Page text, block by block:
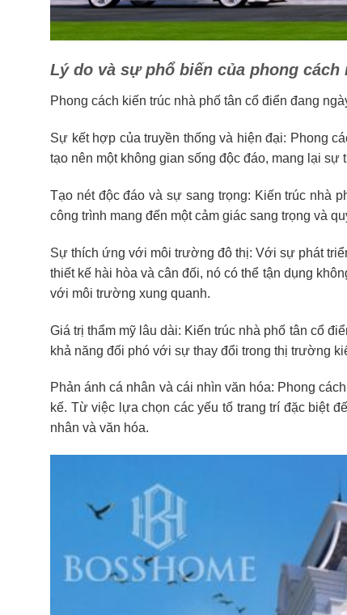
Lý do và sự phổ biến của phong
Phong cách kiến trúc nhà phố tân cổ điển đang
Sự kết hợp của truyền thống và hiện đại: Phong
tạo nên một không gian sống độc đáo, mang lại sự
Tạo nét độc đáo và sự sang trọng: Kiến trúc nhà
công trình mang đến một cảm giác sang trọng và
Sự thích ứng với môi trường đô thị: Với sự phát
thiết kế hài hòa và cân đối, nó có thể tận dụng
với môi trường xung quanh.
Giá trị thẩm mỹ lâu dài: Kiến trúc nhà phố tân cổ
khả năng đối phó với sự thay đổi trong thị trường
Phản ánh cá nhân và cái nhìn văn hóa: Phong
kế. Từ việc lựa chọn các yếu tố trang trí đặc biệt
nhân và văn hóa.